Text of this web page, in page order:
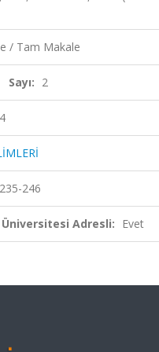
/ Tam Makale
Sayı: 2
246
Adresli: Evet